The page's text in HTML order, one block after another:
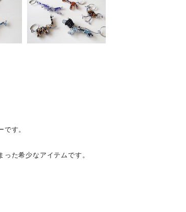
す。
た希少なアイテムです。